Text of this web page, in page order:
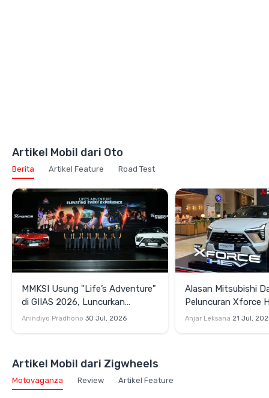
Artikel Mobil dari Oto
Berita Artikel Feature Road Test
MMKSI Usung "Life’s Adventure"
di GIIAS 2026, Luncurkan
Mitsubishi New Xforce Rakitan
Anindiyo Pradhono 30 Jul, 2026
Alasan Mitsubishi
Peluncuran Xforce
Xpander Hybrid di
Anjar Leksana 21 Jul,
Artikel Mobil dari Zigwheels
Motovaganza Review Artikel Feature